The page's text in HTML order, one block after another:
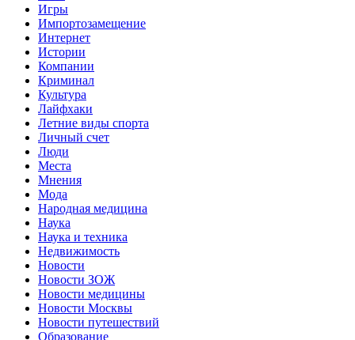
Игры
Импортозамещение
Интернет
Истории
Компании
Криминал
Культура
Лайфхаки
Летние виды спорта
Личный счет
Люди
Места
Мнения
Мода
Народная медицина
Наука
Наука и техника
Недвижимость
Новости
Новости ЗОЖ
Новости медицины
Новости Москвы
Новости путешествий
Образование